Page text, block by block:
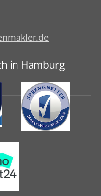
in Hamburg